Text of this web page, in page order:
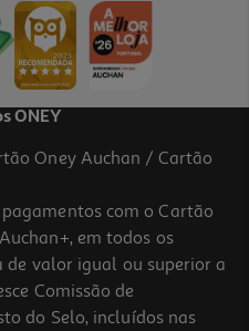
ONEY
Oney Auchan / Cartão
com o Cartão
em todos os
de valor igual ou superior a
Comissão de
do Selo, incluídos nas